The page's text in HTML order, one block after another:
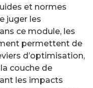
et normes
juger les
ce module, les
permettent de
d’optimisation,
couche de
les impacts